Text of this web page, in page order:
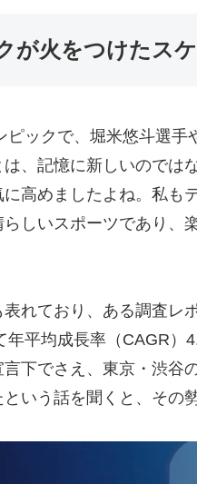
が火をつけたス
ピックで、堀米悠斗選
、記憶に新しいのでは
高めましたよね。私も
しいスポーツであり、
れており、ある調査レ
年平均成長率（CAGR
言下でさえ、東京・渋谷
いう話を聞くと、その